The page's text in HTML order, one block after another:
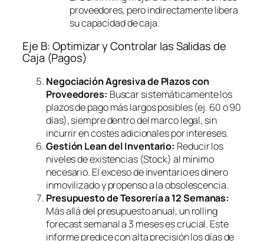
proveedores, pero indirectamente libera
su capacidad de caja.
Eje B: Optimizar y Controlar las Salidas de
Caja (Pagos)
Negociación Agresiva de Plazos con
Proveedores: Buscar sistemáticamente los
plazos de pago más largos posibles (ej. 60 o 90
días), siempre dentro del marco legal, sin
incurrir en costes adicionales por intereses.
Gestión Lean del Inventario: Reducir los
niveles de existencias (Stock) al mínimo
necesario. El exceso de inventario es dinero
inmovilizado y propenso a la obsolescencia.
Presupuesto de Tesorería a 12 Semanas:
Más allá del presupuesto anual, unrolling
forecastsemanal a 3 meses es crucial. Este
informe predice con alta precisión los días de